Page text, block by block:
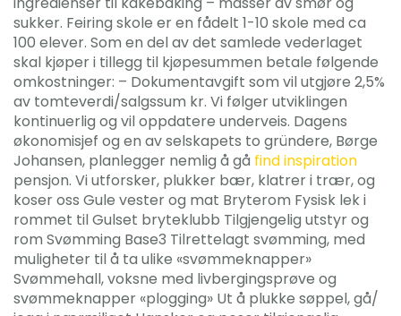
sukker. Feiring skole er en fådelt 1-10 skole med ca
100 elever. Som en del av det samlede vederlaget
skal kjøper i tillegg til kjøpesummen betale følgende
omkostninger: – Dokumentavgift som vil utgjøre 2,5%
av tomteverdi/salgssum kr. Vi følger utviklingen
kontinuerlig og vil oppdatere underveis. Dagens
økonomisjef og en av selskapets to gründere, Børge
Johansen, planlegger nemlig å gå find inspiration
pensjon. Vi utforsker, plukker bær, klatrer i trær, og
koser oss Gule vester og mat Bryterom Fysisk lek i
rommet til Gulset bryteklubb Tilgjengelig utstyr og
rom Svømming Base3 Tilrettelagt svømming, med
muligheter til å ta ulike «svømmeknapper»
Svømmehall, voksne med livbergingsprøve og
svømmeknapper «plogging» Ut å plukke søppel, gå/